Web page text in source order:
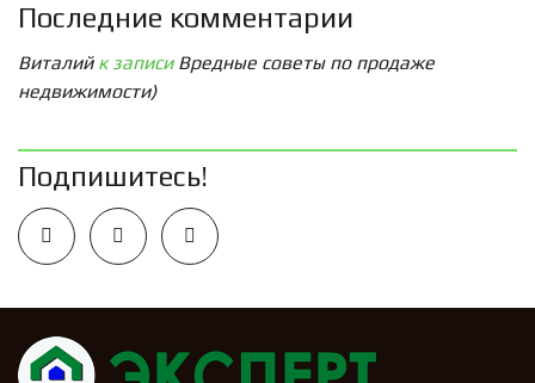
Последние комментарии
Виталийк записи Вредные советы по продаже
недвижимости)
Подпишитесь!